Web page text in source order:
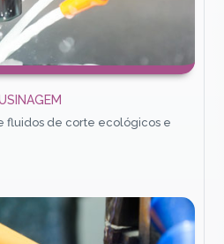
fluidos de corte ecológicos e